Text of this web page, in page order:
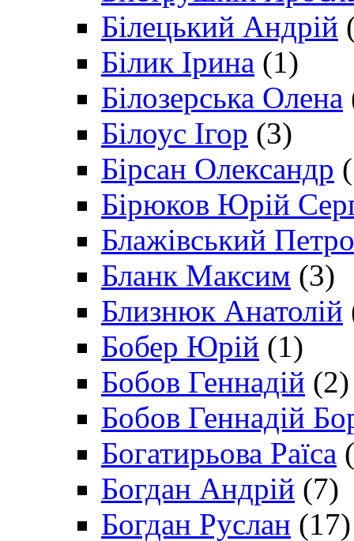
Білецький Андрій
Білик Ірина (1)
Білозерська Олена
Білоус Ігор (3)
Бірсан Олександр
Бірюков Юрій
Блажівський Петро
Бланк Максим (3)
Близнюк Анатолій
Бобер Юрій (1)
Бобов Геннадій (2)
Бобов Геннадій
Богатирьова Раїса
Богдан Андрій (7)
Богдан Руслан (17)